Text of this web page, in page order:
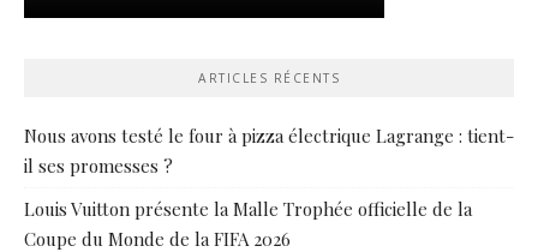
ARTICLES RÉCENTS
Nous avons testé le four à pizza électrique Lagrange : tient-
il ses promesses ?
Louis Vuitton présente la Malle Trophée officielle de la
Coupe du Monde de la FIFA 2026